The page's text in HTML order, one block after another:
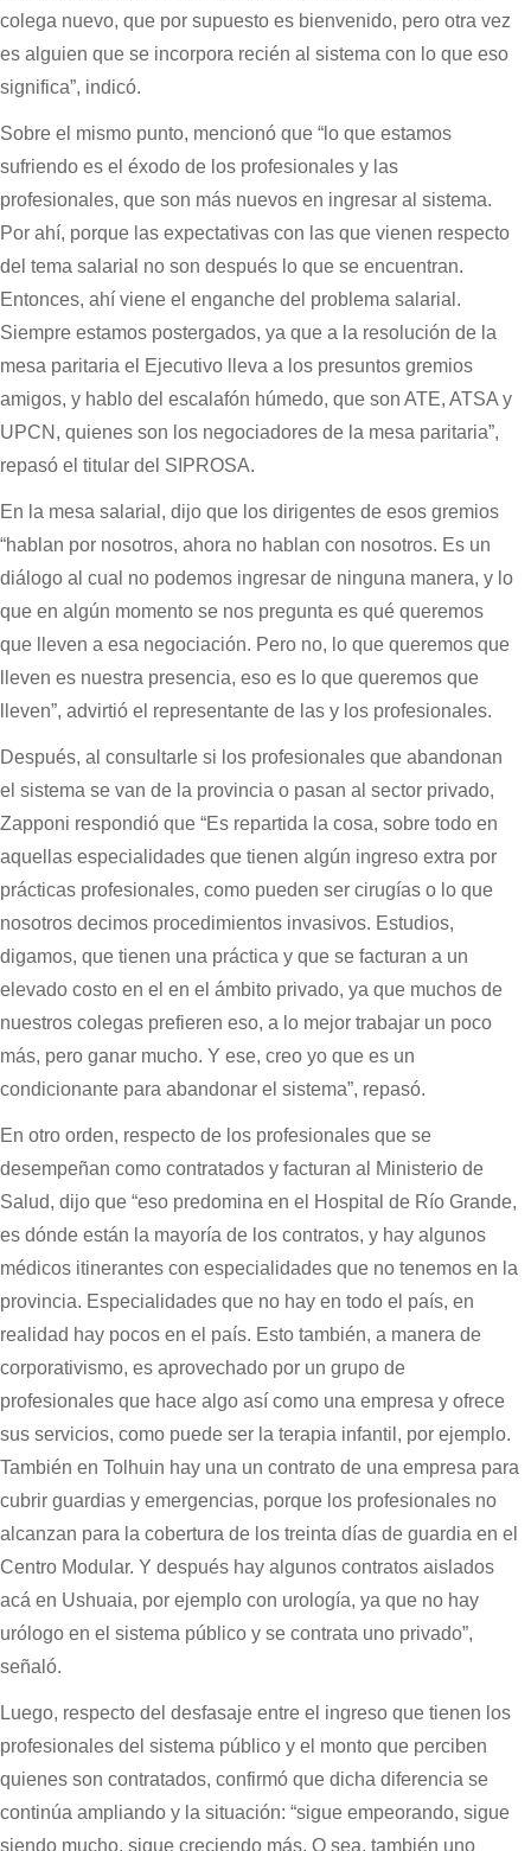
colega nuevo, que por supuesto es bienvenido, pero otra vez
es alguien que se incorpora recién al sistema con lo que eso
significa”, indicó.
Sobre el mismo punto, mencionó que “lo que estamos
sufriendo es el éxodo de los profesionales y las
profesionales, que son más nuevos en ingresar al sistema.
Por ahí, porque las expectativas con las que vienen respecto
del tema salarial no son después lo que se encuentran.
Entonces, ahí viene el enganche del problema salarial.
Siempre estamos postergados, ya que a la resolución de la
mesa paritaria el Ejecutivo lleva a los presuntos gremios
amigos, y hablo del escalafón húmedo, que son ATE, ATSA y
UPCN, quienes son los negociadores de la mesa paritaria”,
repasó el titular del SIPROSA.
En la mesa salarial, dijo que los dirigentes de esos gremios
“hablan por nosotros, ahora no hablan con nosotros. Es un
diálogo al cual no podemos ingresar de ninguna manera, y lo
que en algún momento se nos pregunta es qué queremos
que lleven a esa negociación. Pero no, lo que queremos que
lleven es nuestra presencia, eso es lo que queremos que
lleven”, advirtió el representante de las y los profesionales.
Después, al consultarle si los profesionales que abandonan
el sistema se van de la provincia o pasan al sector privado,
Zapponi respondió que “Es repartida la cosa, sobre todo en
aquellas especialidades que tienen algún ingreso extra por
prácticas profesionales, como pueden ser cirugías o lo que
nosotros decimos procedimientos invasivos. Estudios,
digamos, que tienen una práctica y que se facturan a un
elevado costo en el en el ámbito privado, ya que muchos de
nuestros colegas prefieren eso, a lo mejor trabajar un poco
más, pero ganar mucho. Y ese, creo yo que es un
condicionante para abandonar el sistema”, repasó.
En otro orden, respecto de los profesionales que se
desempeñan como contratados y facturan al Ministerio de
Salud, dijo que “eso predomina en el Hospital de Río Grande,
es dónde están la mayoría de los contratos, y hay algunos
médicos itinerantes con especialidades que no tenemos en la
provincia. Especialidades que no hay en todo el país, en
realidad hay pocos en el país. Esto también, a manera de
corporativismo, es aprovechado por un grupo de
profesionales que hace algo así como una empresa y ofrece
sus servicios, como puede ser la terapia infantil, por ejemplo.
También en Tolhuin hay una un contrato de una empresa para
cubrir guardias y emergencias, porque los profesionales no
alcanzan para la cobertura de los treinta días de guardia en el
Centro Modular. Y después hay algunos contratos aislados
acá en Ushuaia, por ejemplo con urología, ya que no hay
urólogo en el sistema público y se contrata uno privado”,
señaló.
Luego, respecto del desfasaje entre el ingreso que tienen los
profesionales del sistema público y el monto que perciben
quienes son contratados, confirmó que dicha diferencia se
continúa ampliando y la situación: “sigue empeorando, sigue
siendo mucho, sigue creciendo más. O sea, también uno